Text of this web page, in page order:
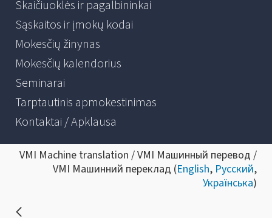
Skaičiuoklės ir pagalbininkai
Sąskaitos ir įmokų kodai
Mokesčių žinynas
Mokesčių kalendorius
Seminarai
Tarptautinis apmokestinimas
Kontaktai / Apklausa
VMI Machine translation / VMI Машинный перевод /
VMI Машинний переклад (English, Русский,
Українська)